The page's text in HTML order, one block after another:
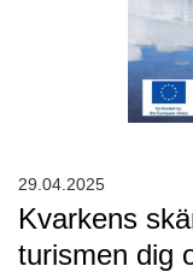
Kvarkens
turismen dig
29.04.2025